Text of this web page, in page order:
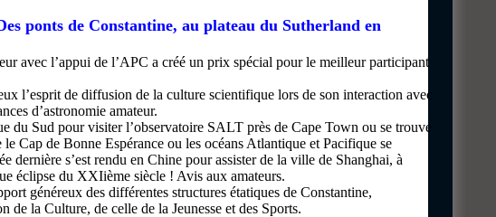
ponts de Constantine, au plateau du Sutherland en
avec l’appui de l’APC a créé un prix spécial pour le meilleur participant
l’esprit de diffusion de la culture scientifique lors de son interaction avec
d’astronomie amateur.
du Sud pour visiter l’observatoire SALT près de Cape Town ou se trouve
Cap de Bonne Espérance ou les océans Atlantique et Pacifique se
dernière s’est rendu en Chine pour assister de la ville de Shanghai, à
éclipse du XXIième siècle ! Avis aux amateurs.
généreux des différentes structures étatiques de Constantine,
la Culture, de celle de la Jeunesse et des Sports.